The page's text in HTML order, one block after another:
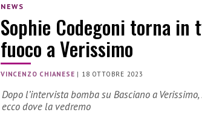
NEWS
Sophie Codegoni torna in
fuoco a Verissimo
VINCENZO CHIANESE | 18 OTTOBRE 2023
Dopo l’intervista bomba su Basciano a
ecco dove la vedremo